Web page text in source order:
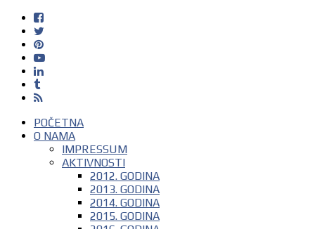
POČETNA
O NAMA
IMPRESSUM
AKTIVNOSTI
2012. GODINA
2013. GODINA
2014. GODINA
2015. GODINA